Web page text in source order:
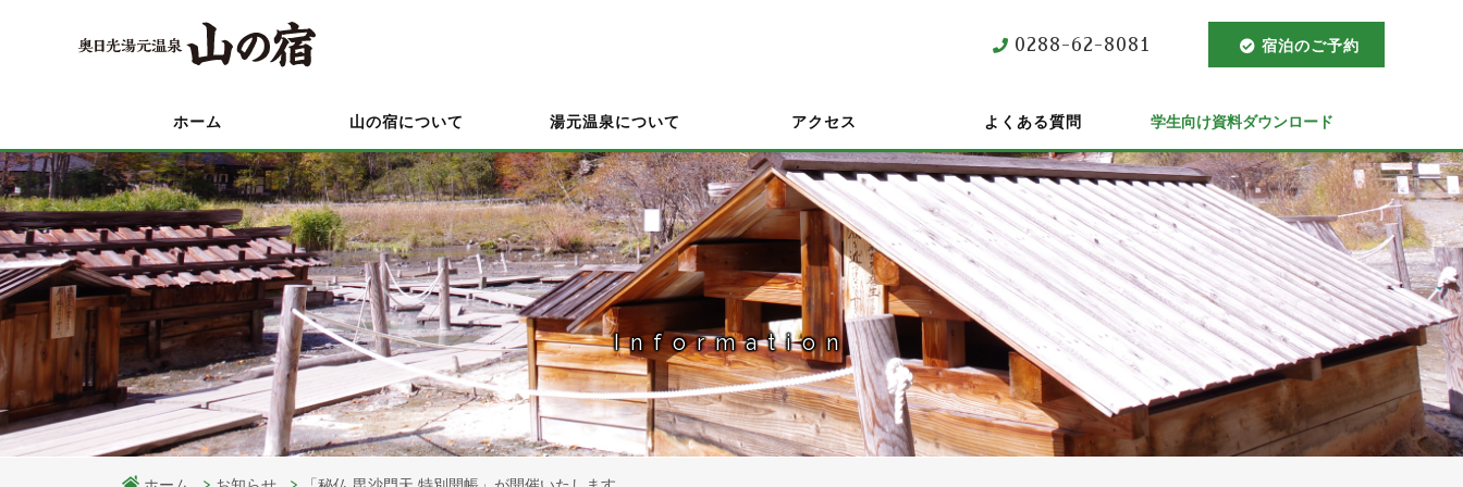
宿泊のご予約
0288-62-8081
ホーム 山の宿について 湯元温泉について アクセス よくある質問 学生向け資料ダウンロード
Information